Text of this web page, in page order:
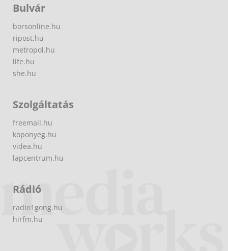
Bulvár
borsonline.hu
ripost.hu
metropol.hu
life.hu
she.hu
Szolgáltatás
freemail.hu
koponyeg.hu
videa.hu
lapcentrum.hu
Rádió
radio1gong.hu
hirfm.hu